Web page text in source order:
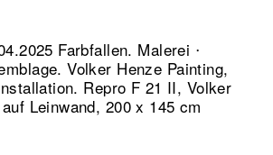
Farbfallen. Malerei ⋅
Volker Henze Painting,
Repro F 21 II, Volker
Leinwand, 200 x 145 cm